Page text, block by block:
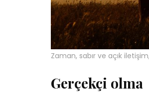
Zaman, sabır ve açık
Gerçekçi olma